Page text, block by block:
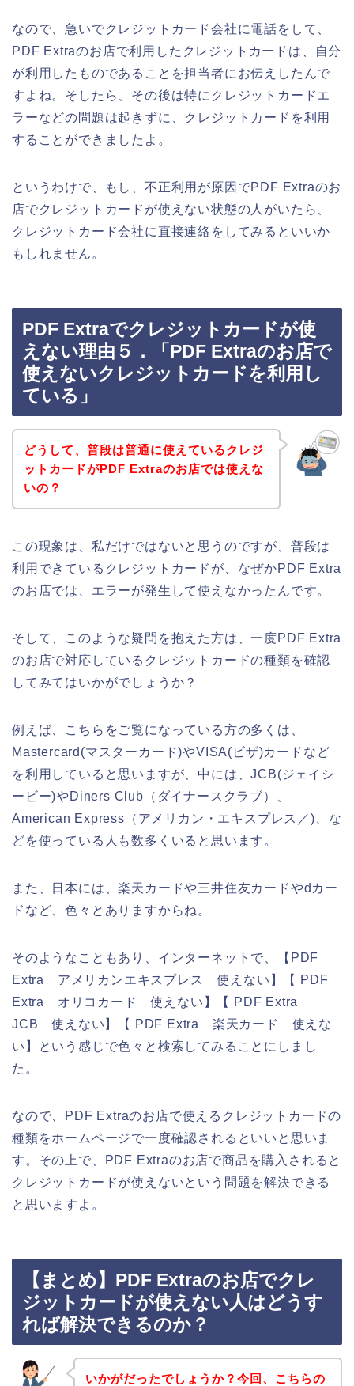
なので、急いでクレジットカード会社に電話をして、
PDF Extraのお店で利用したクレジットカードは、自分
が利用したものであることを担当者にお伝えしたんで
すよね。そしたら、その後は特にクレジットカードエ
ラーなどの問題は起きずに、クレジットカードを利用
することができましたよ。
というわけで、もし、不正利用が原因でPDF Extraのお
店でクレジットカードが使えない状態の人がいたら、
クレジットカード会社に直接連絡をしてみるといいか
もしれません。
PDF Extraでクレジットカードが使
えない理由５．「PDF Extraのお店で
使えないクレジットカードを利用し
ている」
どうして、普段は普通に使えているクレジ
ットカードがPDF Extraのお店では使えな
いの？
この現象は、私だけではないと思うのですが、普段は
利用できているクレジットカードが、なぜかPDF Extra
のお店では、エラーが発生して使えなかったんです。
そして、このような疑問を抱えた方は、一度PDF Extra
のお店で対応しているクレジットカードの種類を確認
してみてはいかがでしょうか？
例えば、こちらをご覧になっている方の多くは、
Mastercard(マスターカード)やVISA(ビザ)カードなど
を利用していると思いますが、中には、JCB(ジェイシ
ービー)やDiners Club（ダイナースクラブ）、
American Express（アメリカン・エキスプレス／)、な
どを使っている人も数多くいると思います。
また、日本には、楽天カードや三井住友カードやdカー
ドなど、色々とありますからね。
そのようなこともあり、インターネットで、【PDF
Extra アメリカンエキスプレス 使えない】【 PDF
Extra オリコカード 使えない】【 PDF Extra
JCB 使えない】【 PDF Extra 楽天カード 使えな
い】という感じで色々と検索してみることにしまし
た。
なので、PDF Extraのお店で使えるクレジットカードの
種類をホームページで一度確認されるといいと思いま
す。その上で、PDF Extraのお店で商品を購入されると
クレジットカードが使えないという問題を解決できる
と思いますよ。
【まとめ】PDF Extraのお店でクレ
ジットカードが使えない人はどうす
れば解決できるのか？
いかがだったでしょうか？今回、こちらの